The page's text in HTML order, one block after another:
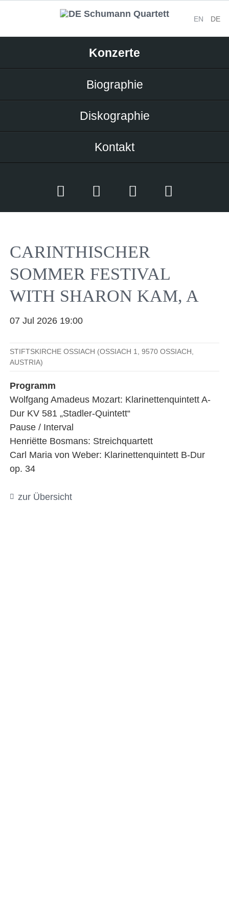
EN DE
Konzerte
Biographie
Diskographie
Kontakt
FacebookYouTubeInstagram
CARINTHISCHER
SOMMER FESTIVAL
WITH SHARON KAM, A
07 Jul 2026 19:00
STIFTSKIRCHE OSSIACH (OSSIACH 1, 9570 OSSIACH,
AUSTRIA)
Programm
Wolfgang Amadeus Mozart: Klarinettenquintett A-
Dur KV 581 „Stadler-Quintett“
Pause / Interval
Henriëtte Bosmans: Streichquartett
Carl Maria von Weber: Klarinettenquintett B-Dur
op. 34
zur Übersicht